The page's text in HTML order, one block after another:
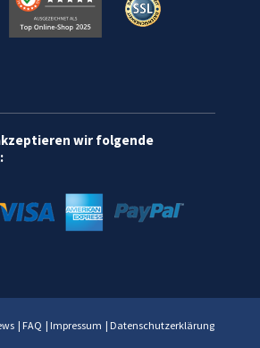
wir folgende
| FAQ | Impressum | Datenschutzerklärung